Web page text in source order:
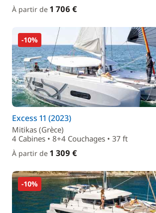
À partir de 1 706 €
-10%
Excess 11 (2023)
Mitikas (Grèce)
4 Cabines • 8+4 Couchages • 37 ft
À partir de 1 309 €
-10%